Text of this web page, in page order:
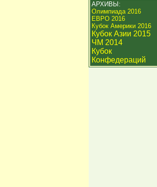
АРХИВЫ:
Олимпиада 2016
ЕВРО 2016
Кубок Америки 2016
Кубок Азии 2015
ЧМ 2014
Кубок
Конфедераций